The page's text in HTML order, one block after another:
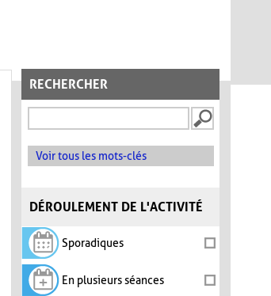
RECHERCHER
Voir tous les mots-clés
DÉROULEMENT DE L'ACTIVITÉ
Sporadiques
En plusieurs séances